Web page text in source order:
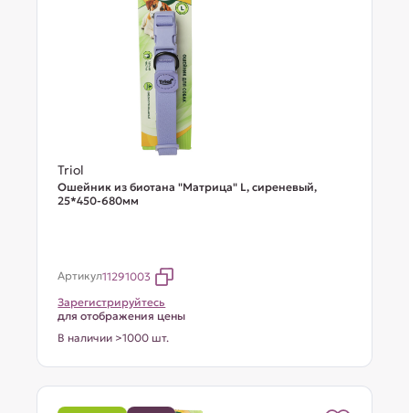
Triol
Ошейник из биотана "Матрица" L, сиреневый,
25*450-680мм
Артикул11291003
Зарегистрируйтесь
для отображения цены
В наличии >1000 шт.